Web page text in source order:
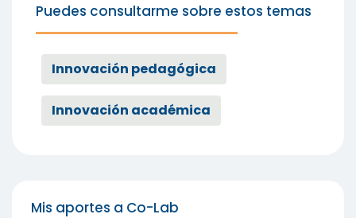
Puedes consultarme sobre estos temas
Innovación pedagógica
Innovación académica
Mis aportes a Co-Lab